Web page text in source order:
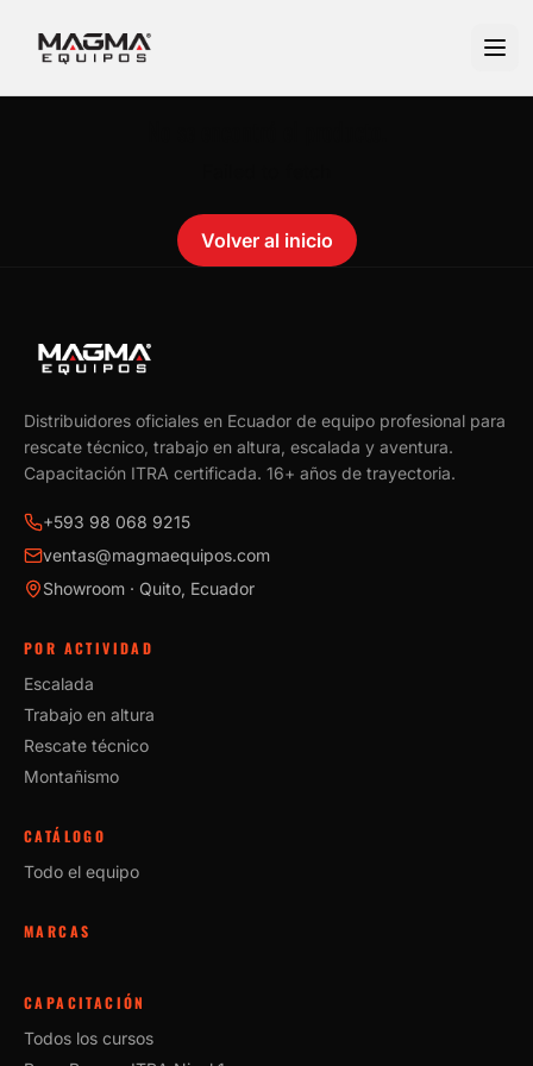
Volver al inicio
Distribuidores oficiales en Ecuador de equipo profesional para
rescate técnico, trabajo en altura, escalada y aventura.
Capacitación ITRA certificada. 16+ años de trayectoria.
+593 98 068 9215
ventas@magmaequipos.com
Showroom · Quito, Ecuador
POR ACTIVIDAD
Escalada
Trabajo en altura
Rescate técnico
Montañismo
CATÁLOGO
Todo el equipo
MARCAS
CAPACITACIÓN
Todos los cursos